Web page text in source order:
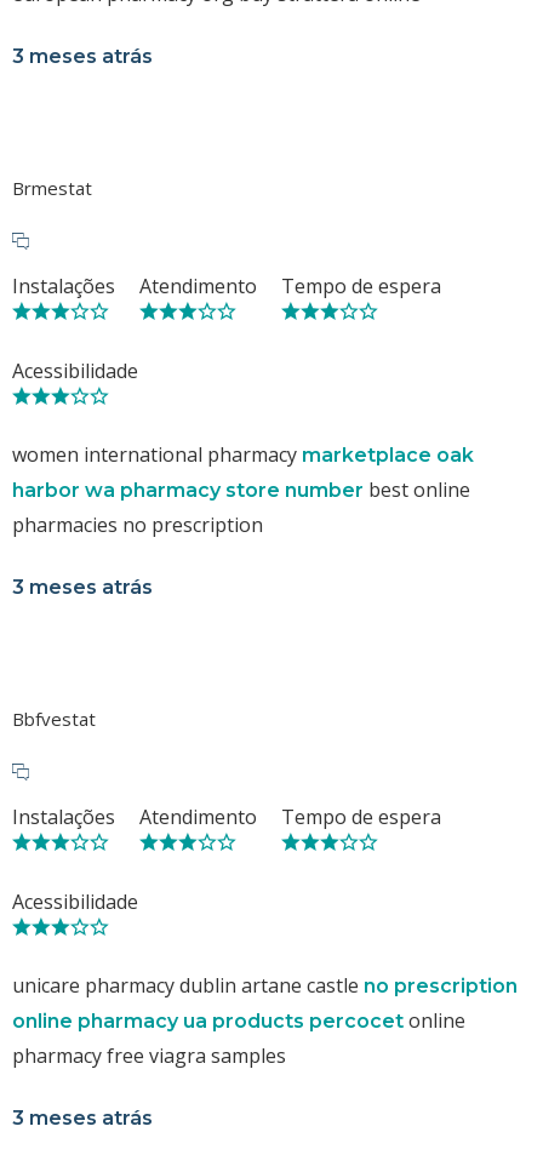
3 meses atrás
Brmestat
Instalações Atendimento Tempo de espera
Acessibilidade
women international pharmacy marketplace oak
harbor wa pharmacy store number best online
pharmacies no prescription
3 meses atrás
Bbfvestat
Instalações Atendimento Tempo de espera
Acessibilidade
unicare pharmacy dublin artane castle no prescription
online pharmacy ua products percocet online
pharmacy free viagra samples
3 meses atrás